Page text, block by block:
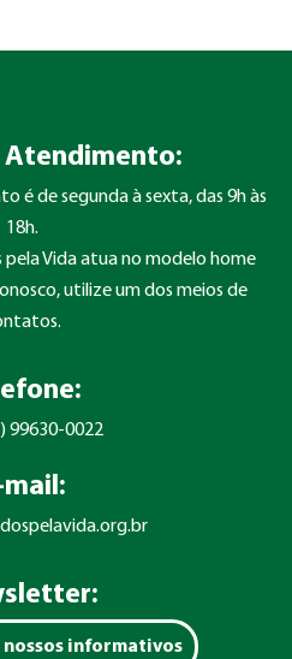
Atendimento:
é de segunda à sexta, das 9h às
18h.
Vida atua no modelo home
utilize um dos meios de
99630-0022
mail:
nossos informativos